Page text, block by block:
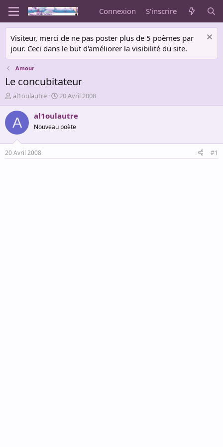
Connexion S'inscrire
Visiteur, merci de ne pas poster plus de 5 poèmes par
jour. Ceci dans le but d'améliorer la visibilité du site.
Amour
Le concubitateur
A
u
t
e
r
d
e
al1oulautre
D
a
t
d
é
20 Avril 2008
A al1oulautre
Nouveau poète
20 Avril 2008 #1